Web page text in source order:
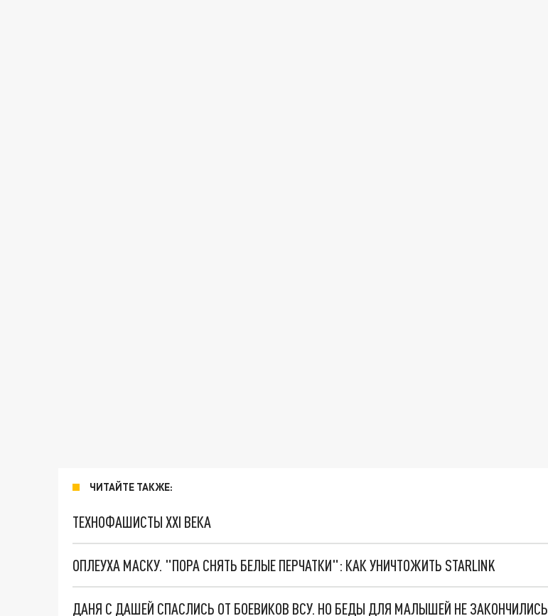
ЧИТАЙТЕ ТАКЖЕ:
ТЕХНОФАШИСТЫ XXI ВЕКА
ОПЛЕУХА МАСКУ. "ПОРА СНЯТЬ БЕЛЫЕ ПЕРЧАТКИ": КАК УНИЧТОЖИТЬ STARLINK
ДАНЯ С ДАШЕЙ СПАСЛИСЬ ОТ БОЕВИКОВ ВСУ. НО БЕДЫ ДЛЯ МАЛЫШЕЙ НЕ ЗАКОНЧИЛИСЬ